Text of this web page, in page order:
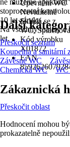
Upevnění WC
Neviditelné
Skládá se z
WC,
Kód výrobku
X01872
EAN
ně můžeme
stoprocentní
10 let záruka
Na všechny toalety a
let.
Další
Přeskočit seznam
Koupelna a sanitární
Závěsné WC
Chemická WC
WC
Zákaznická
Přeskočit oblast
Hodnocení mohou
prokazatelně